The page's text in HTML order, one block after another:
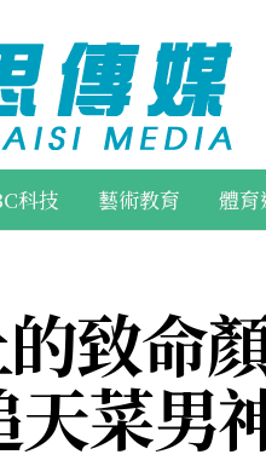
科技 藝術教育 體育
致命
天菜男